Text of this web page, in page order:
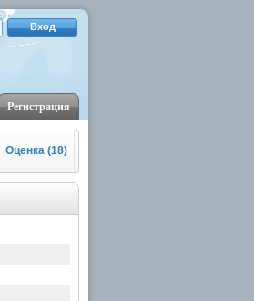
Регистрация
Вход
Оценка (18)